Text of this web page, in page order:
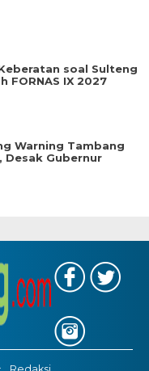
soal Sulteng
FORNAS IX 2027
Warning Tambang
Desak Gubernur